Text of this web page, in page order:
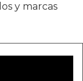
y marcas